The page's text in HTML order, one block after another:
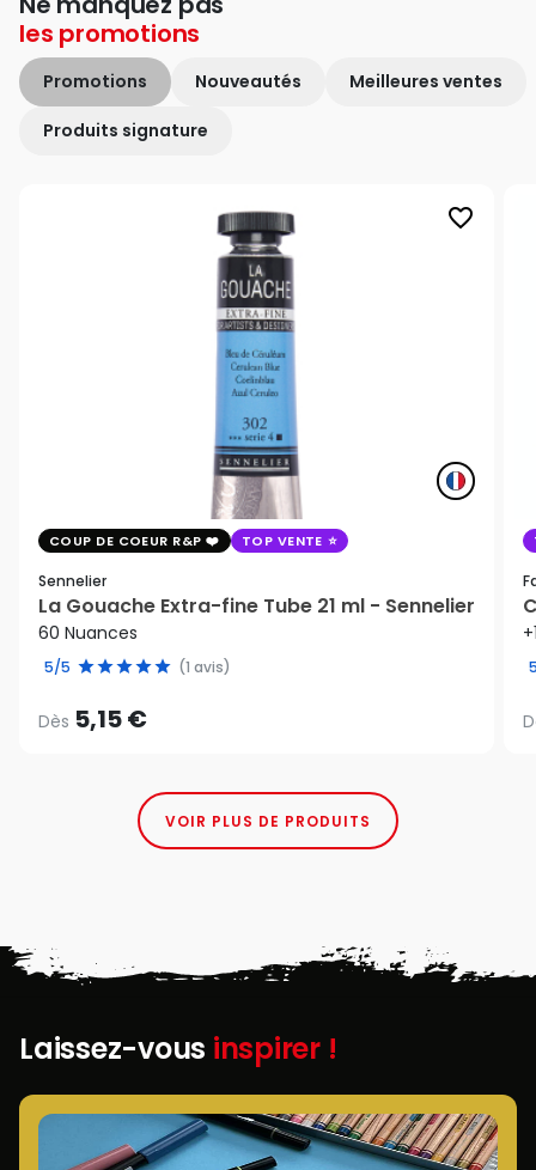
les promotions
Promotions Nouveautés Meilleures ventes
Produits signature
favorite_border
COUP DE COEUR R&P TOP VENTE
Sennelier
La Gouache Extra-fine Tube 21 ml - Sennelier
60 Nuances
5/5 (1 avis)
Dès 5,15 €
VOIR PLUS DE PRODUITS
Laissez-vous inspirer !